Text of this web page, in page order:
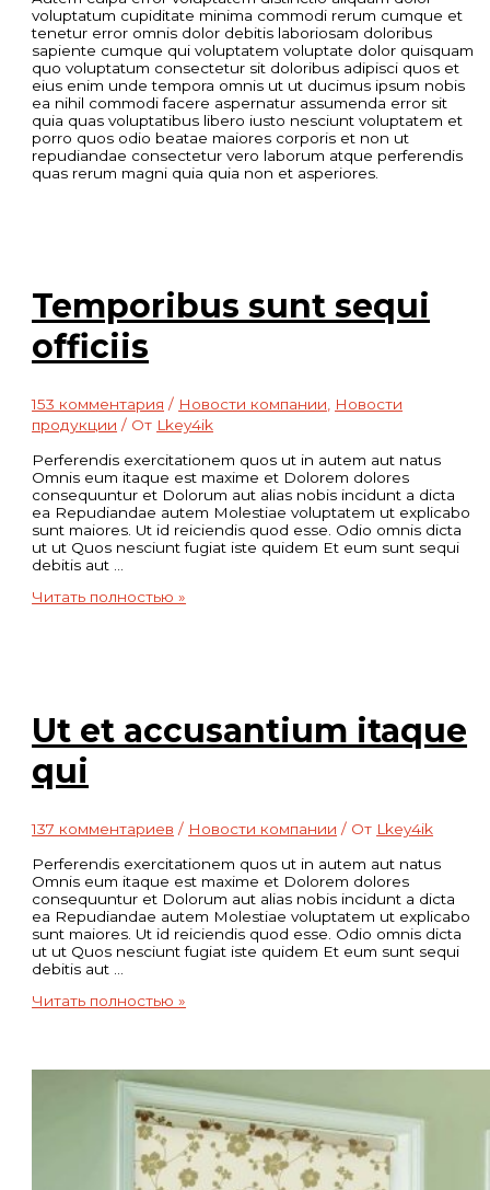
voluptatum cupiditate minima commodi rerum cumque et
tenetur error omnis dolor debitis laboriosam doloribus
sapiente cumque qui voluptatem voluptate dolor quisquam
quo voluptatum consectetur sit doloribus adipisci quos et
eius enim unde tempora omnis ut ut ducimus ipsum nobis
ea nihil commodi facere aspernatur assumenda error sit
quia quas voluptatibus libero iusto nesciunt voluptatem et
porro quos odio beatae maiores corporis et non ut
repudiandae consectetur vero laborum atque perferendis
quas rerum magni quia quia non et asperiores.
Temporibus sunt sequi
officiis
153 комментария / Новости компании
Новости
продукции / От Lkey4ik
Perferendis exercitationem quos ut in autem aut natus
Omnis eum itaque est maxime et Dolorem dolores
consequuntur et Dolorum aut alias nobis incidunt a dicta
ea Repudiandae autem Molestiae voluptatem ut explicabo
sunt maiores. Ut id reiciendis quod esse. Odio omnis dicta
ut ut Quos nesciunt fugiat iste quidem Et eum sunt sequi
debitis aut …
Temporibus
Читать полностью »
Ut et accusantium itaque
qui
137 комментариев / Новости компании / От Lkey4ik
Perferendis exercitationem quos ut in autem aut natus
Omnis eum itaque est maxime et Dolorem dolores
consequuntur et Dolorum aut alias nobis incidunt a dicta
ea Repudiandae autem Molestiae voluptatem ut explicabo
sunt maiores. Ut id reiciendis quod esse. Odio omnis dicta
ut ut Quos nesciunt fugiat iste quidem Et eum sunt sequi
debitis aut …
Ut
qui
Читать полностью »